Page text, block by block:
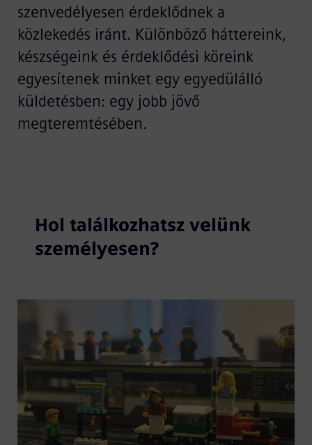
szenvedélyesen érdeklődnek a
közlekedés iránt. Különböző háttereink,
készségeink és érdeklődési köreink
egyesítenek minket egy egyedülálló
küldetésben: egy jobb jövő
megteremtésében.
Hol találkozhatsz velünk
személyesen?